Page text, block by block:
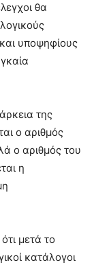
θα
υποψηφίους
της
ο αριθμός
ο αριθμός του
η
μετά το
κατάλογοι